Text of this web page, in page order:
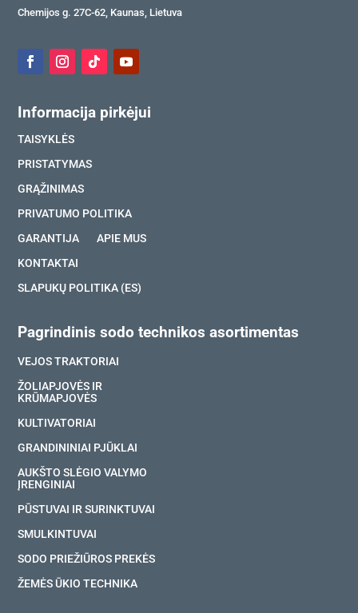
Chemijos g. 27C-62, Kaunas, Lietuva
Informacija pirkėjui
TAISYKLĖS
PRISTATYMAS
GRĄŽINIMAS
PRIVATUMO POLITIKA
GARANTIJA
APIE MUS
KONTAKTAI
SLAPUKŲ POLITIKA (ES)
Pagrindinis sodo technikos asortimentas
VEJOS TRAKTORIAI
ŽOLIAPJOVĖS IR
KRŪMAPJOVĖS
KULTIVATORIAI
GRANDININIAI PJŪKLAI
AUKŠTO SLĖGIO VALYMO
ĮRENGINIAI
PŪSTUVAI IR SURINKTUVAI
SMULKINTUVAI
SODO PRIEŽIŪROS PREKĖS
ŽEMĖS ŪKIO TECHNIKA